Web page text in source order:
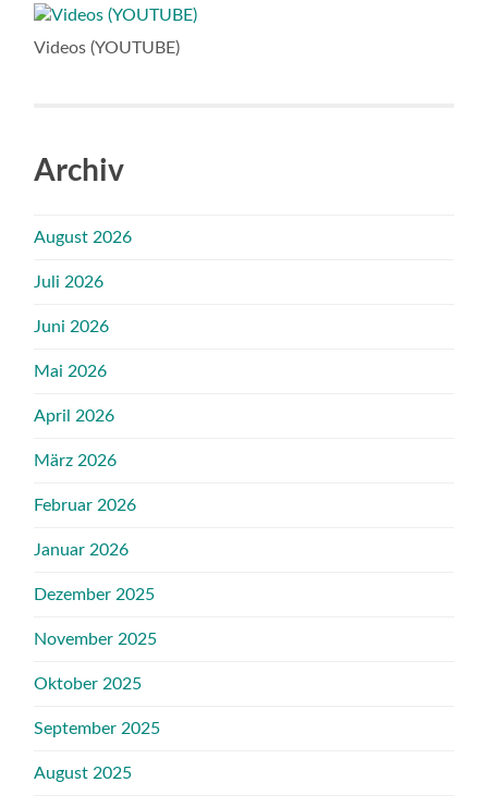
Videos (YOUTUBE)
Archiv
August 2026
Juli 2026
Juni 2026
Mai 2026
April 2026
März 2026
Februar 2026
Januar 2026
Dezember 2025
November 2025
Oktober 2025
September 2025
August 2025